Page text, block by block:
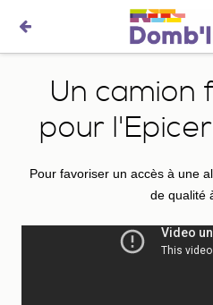
Un camion
pour
Pour favoriser un accès à une
de qualité